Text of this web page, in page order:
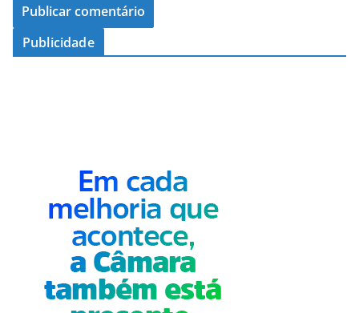
Publicidade